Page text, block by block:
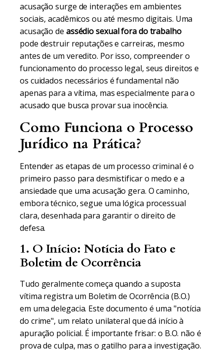
acusação surge de interações em ambientes
sociais, acadêmicos ou até mesmo digitais. Uma
acusação de assédio sexual fora do trabalho
pode destruir reputações e carreiras, mesmo
antes de um veredito. Por isso, compreender o
funcionamento do processo legal, seus direitos e
os cuidados necessários é fundamental não
apenas para a vítima, mas especialmente para o
acusado que busca provar sua inocência.
Como Funciona o Processo
Jurídico na Prática?
Entender as etapas de um processo criminal é o
primeiro passo para desmistificar o medo e a
ansiedade que uma acusação gera. O caminho,
embora técnico, segue uma lógica processual
clara, desenhada para garantir o direito de
defesa.
1. O Início: Notícia do Fato e
Boletim de Ocorrência
Tudo geralmente começa quando a suposta
vítima registra um Boletim de Ocorrência (B.O.)
em uma delegacia. Este documento é uma "notícia
do crime", um relato unilateral que dá início à
apuração policial. É importante frisar: o B.O. não é
prova de culpa, mas o gatilho para a investigação.